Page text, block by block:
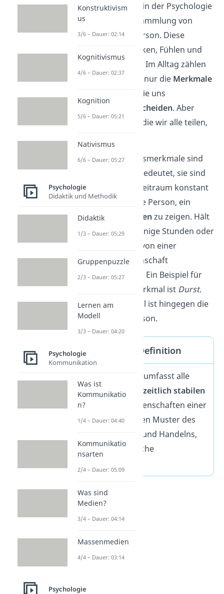
Persönlichkeitwird in der Psychologie
definiert als die Ansammlung von
Merkmalen einer Person. Diese
bestimmen das Denken, Fühlen und
Handeln der Person. Im Alltag zählen
wir Menschen meist nur die Merkmale
zur Persönlichkeit, die uns
voneinander
unterscheiden. Aber
auch die Merkmale, die wir alle teilen,
Diese Persönlichkeitsmerkmale sind
zeitlich stabil
. Das bedeutet, sie sind
für einen längeren Zeitraum konstant
und veranlassen eine Person, ein
bestimmtes Verhalten zu zeigen. Hält
das Merkmal nur wenige Stunden oder
Tage an, kann nicht von einer
Persönlichkeitseigenschaft
gesprochen werden. Ein Beispiel für
ein nicht stabiles Merkmal ist Durst.
Typischerweise stabil ist hingegen die
Intelligenz
einer Person.
Persönlichkeit Definition
Die Persönlichkeit umfasst alle
individuellenund zeitlich stabilen
Persönlichkeitseigenschaften einer
Person. Dazu zählen Muster des
Denkens, Fühlens und Handelns,
sowie die körperliche
Konstruktivism
us
3/6 – Dauer: 02:14
Kognitivismus
4/6 – Dauer: 02:37
Kognition
5/6 – Dauer: 05:21
Nativismus
6/6 – Dauer: 05:27
Psychologie
Didaktik und Methodik
Didaktik
1/3 – Dauer: 05:29
Gruppenpuzzle
2/3 – Dauer: 05:27
Lernen am
Modell
3/3 – Dauer: 04:20
Psychologie
Kommunikation
Was ist
Kommunikatio
n?
1/4 – Dauer: 04:40
Kommunikatio
nsarten
2/4 – Dauer: 05:09
Was sind
Medien?
3/4 – Dauer: 04:14
Massenmedien
4/4 – Dauer: 03:14
Psychologie